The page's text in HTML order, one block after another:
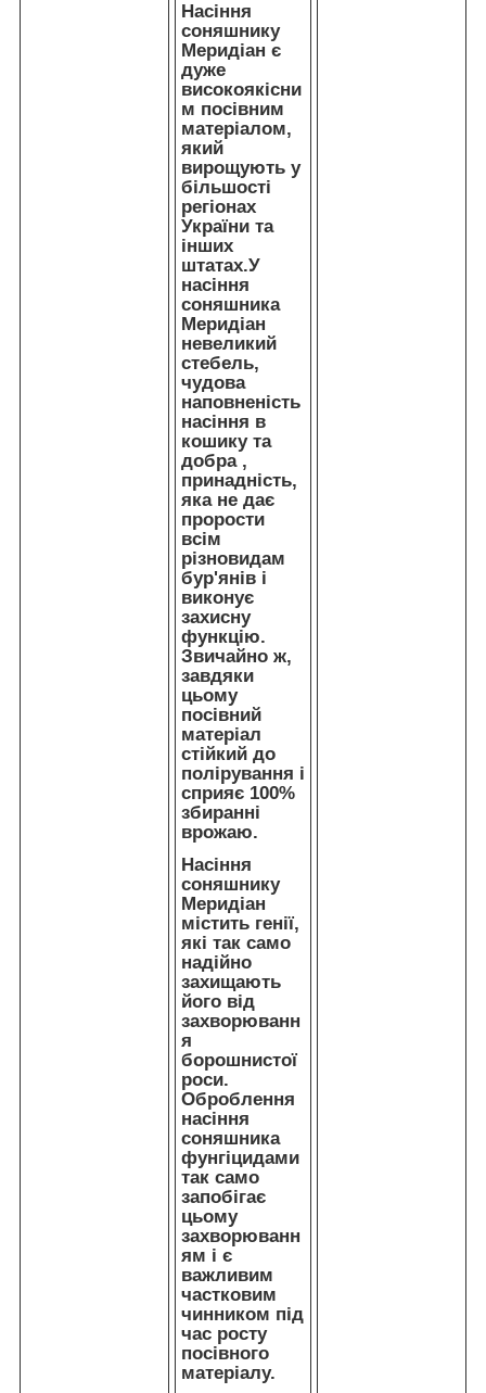
Насіння
соняшнику
Меридіан є
дуже
високоякісни
м посівним
матеріалом,
який
вирощують у
більшості
регіонах
України та
інших
штатах.У
насіння
соняшника
Меридіан
невеликий
стебель,
чудова
наповненість
насіння в
кошику та
добра ,
принадність,
яка не дає
прорости
всім
різновидам
бур'янів і
виконує
захисну
функцію.
Звичайно ж,
завдяки
цьому
посівний
матеріал
стійкий до
полірування і
сприяє 100%
збиранні
врожаю.
Насіння
соняшнику
Меридіан
містить генії,
які так само
надійно
захищають
його від
захворюванн
я
борошнистої
роси.
Оброблення
насіння
соняшника
фунгіцидами
так само
запобігає
цьому
захворюванн
ям і є
важливим
частковим
чинником під
час росту
посівного
матеріалу.